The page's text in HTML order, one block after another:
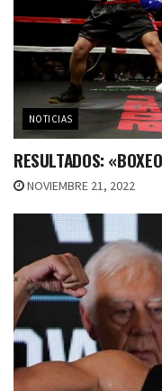
NOTICIAS
RESULTADOS:
NOVIEMBRE 21, 2022